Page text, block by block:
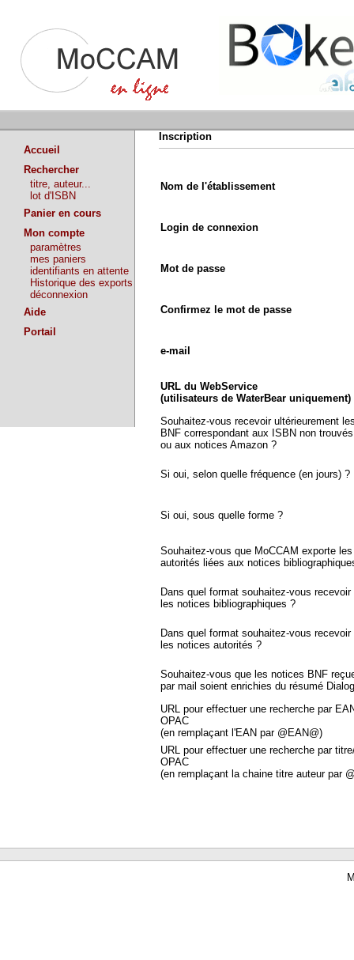
Accueil
Rechercher
titre, auteur...
lot d'ISBN
Panier en cours
Mon compte
paramètres
mes paniers
identifiants en attente
Historique des exports
déconnexion
Aide
Portail
Inscription
Nom de l'établissement
Login de connexion
Mot de passe
Confirmez le mot de passe
e-mail
URL du WebService
(utilisateurs de WaterBear uniquement)
Souhaitez-vous recevoir ultérieurement
BNF correspondant aux ISBN non trouvés
ou aux notices Amazon ?
Si oui, selon quelle fréquence (en jours) ?
Si oui, sous quelle forme ?
Souhaitez-vous que MoCCAM exporte
autorités liées aux notices
Dans quel format souhaitez-vous recevoir
les notices bibliographiques ?
Dans quel format souhaitez-vous recevoir
les notices autorités ?
Souhaitez-vous que les notices BNF
par mail soient enrichies du résumé
URL pour effectuer une recherche par
OPAC
(en remplaçant l'EAN par @EAN@)
URL pour effectuer une recherche par
OPAC
(en remplaçant la chaine titre auteur par